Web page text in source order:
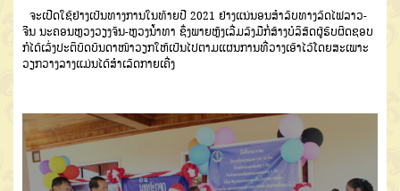
ຈະເປີດໃຊ້ຢ່າງເປັນທາງການໃນທ້າຍປີ 2021 ຢ່າງແນ່ນອນສຳລັບທາງລົດໄຟລາວ-
ຈີນ ນະຄອນຫຼວງວຽງຈັນ-ຫຼວງນໍ້າທາ ຊຶ່ງພາຍຫຼັງເລີ່ມລົງມືກໍ່ສ້າງບໍລິສັດຜູ້ຮັບຜິດຊອບ
ກໍໄດ້ເລັ່ງປະຕິບັດບັນດາໜ້າວຽກໃຫ້ເປັນໄປຕາມແຜນການທີ່ວາງເອົາໄວ້ໂດຍສະເພາະ
ວຽກວາງລາງແມ່ນໄດ້ສຳເລັດກາຍເຄີ່ງ